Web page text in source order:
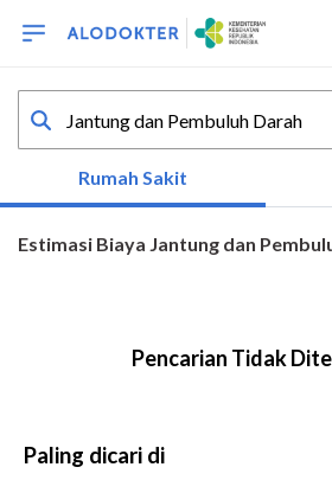
Paling dicari di